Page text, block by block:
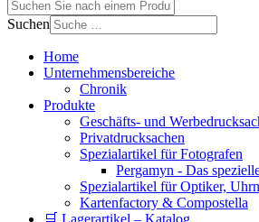
Suchen
Home
Unternehmensbereiche
Chronik
Produkte
Geschäfts- und
Privatdrucksachen
Spezialartikel für Fotografen
Pergamyn - Das
Spezialartikel für Optiker,
Kartenfactory & Compostella
🛒 Lagerartikel – Katalog